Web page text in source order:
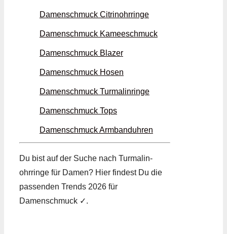
Damenschmuck Citrin­ohrringe
Damenschmuck Kamee­schmuck
Damenschmuck Blazer
Damenschmuck Hosen
Damenschmuck Turmalin­ringe
Damenschmuck Tops
Damenschmuck Armband­uhren
Du bist auf der Suche nach Turmalin­
ohrringe für Damen? Hier findest Du die
passenden Trends 2026 für
Damenschmuck ✓.